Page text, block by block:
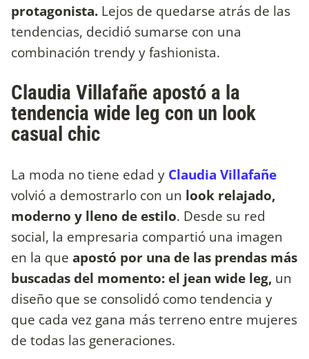
protagonista. Lejos de quedarse atrás de las
tendencias, decidió sumarse con una
combinación trendy y fashionista.
Claudia Villafañe apostó a la
tendencia wide leg con un look
casual chic
La moda no tiene edad y Claudia Villafañe
volvió a demostrarlo con un look relajado,
moderno y lleno de estilo. Desde su red
social, la empresaria compartió una imagen
en la que apostó por una de las prendas más
buscadas del momento: el jean wide leg, un
diseño que se consolidó como tendencia y
que cada vez gana más terreno entre mujeres
de todas las generaciones.